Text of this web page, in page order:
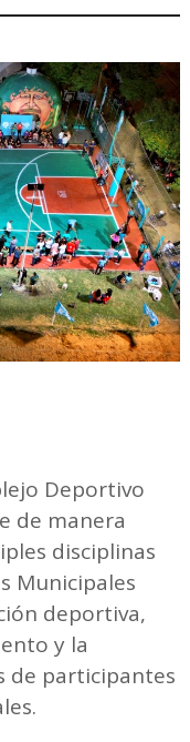
Deportivo
de manera
disciplinas
Municipales
deportiva,
y la
de participantes